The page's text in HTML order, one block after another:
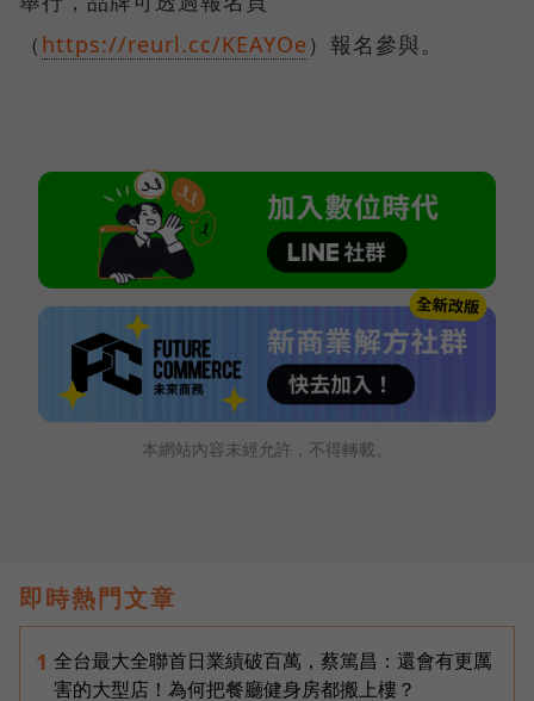
（ https://reurl.cc/KEAYOe ）報名參與。
本網站內容未經允許，不得轉載。
即時熱門文章
1 全台最大全聯首日業績破百萬，蔡篤昌：還會有更厲
害的大型店！為何把餐廳健身房都搬上樓？